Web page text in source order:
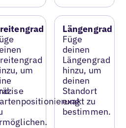
um
Längengrad
Füge
deinen
Längengrad
hinzu, um
deinen
Standort
exakt zu
bestimmen.